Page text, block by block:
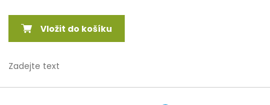
Vložit do košíku
Zadejte text